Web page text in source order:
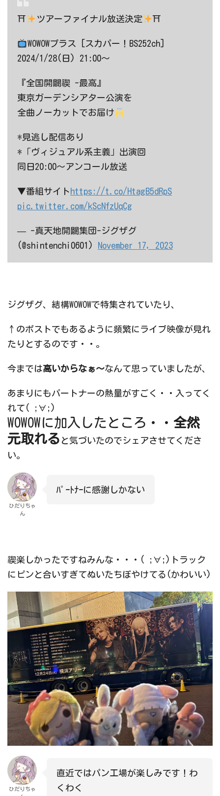
⛩ ツアーファイナル放送決定 ⛩
WOWOWプラス [スカパー！BS252ch]
2024/1/28(日) 21:00〜
『全国開闢禊 -最高』
東京ガーデンシアター公演を
全曲ノーカットでお届け
*見逃し配信あり
*「ヴィジュアル系主義」出演回
同日20:00～アンコール放送
▼番組サイトhttps://t.co/HtagB5dRpS
pic.twitter.com/kScNfzUqCg
— -真天地開闢集団-ジグザグ
(@shintenchi0601) November 17, 2023
ジグザグ、結構WOWOWで特集されていたり、
↑のポストでもあるように頻繁にライブ映像が見れ
たりとするのです・・。
今までは高いからなぁ～なんて思っていましたが、
あまりにもパートナーの熱量がすごく・・入ってく
れて( ;∀;)
WOWOWに加入したところ・・ 全然
元取れる と気づいたのでシェアさせてくださ
い。
ひだりちゃ
ん
ﾊﾟｰﾄﾅｰに感謝しかない
禊楽しかったですねみんな・・・( ;∀;)トラック
にピンと合いすぎてぬいたちぼやけてる(かわいい)
ひだりちゃ
直近ではパン工場が楽しみです！わ
くわく